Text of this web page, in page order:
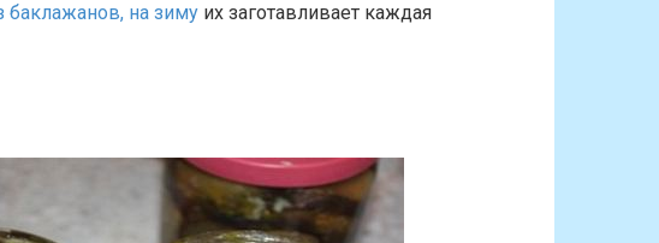
баклажанов, на зиму их заготавливает каждая